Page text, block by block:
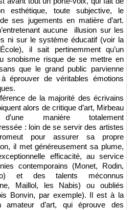
esthétique, toute subjective, le
ses jugements en matière d’art.
aucune illusion sur les
ni sur le système éducatif (voir la
il sait pertinemment qu’un
snobisme risque de se mettre en
que le grand public parvienne
éprouver de véritables émotions
de la majorité des écrivains
alors de critique d’art, Mirbeau
manière totalement
: loin de se servir des artistes
pour assurer sa propre
il met généreusement sa plume,
efficacité, au service
contemporains (Monet, Rodin,
et des talents méconnus
Maillol, les Nabis) ou oubliés
Bonvin, par exemple). Il est à la
amateur d’art, qui éprouve des